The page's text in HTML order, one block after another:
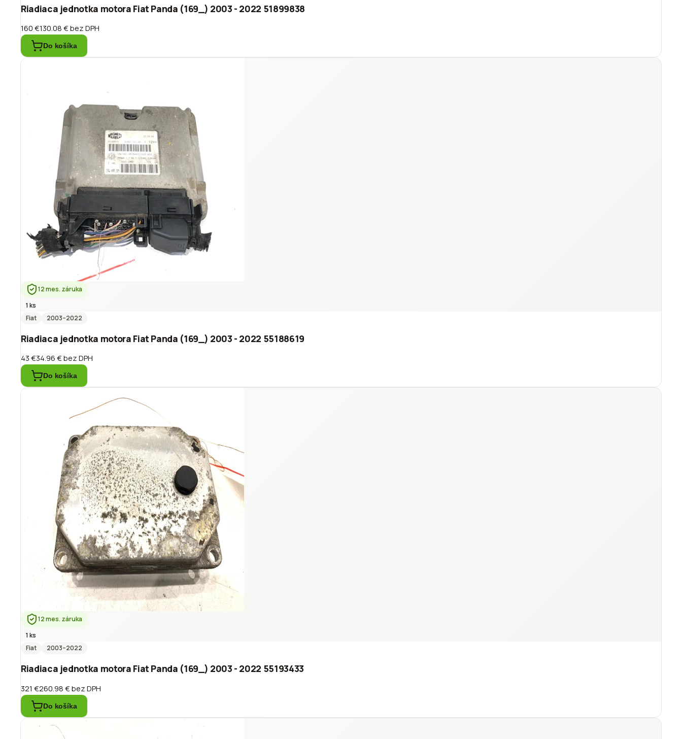
Riadiaca jednotka motora Fiat Panda (169_) 2003 - 2022 51899838
160 €130.08 €bez DPH
Do košíka
12 mes. záruka
1 ks
Fiat
2003–2022
Riadiaca jednotka motora Fiat Panda (169_) 2003 - 2022 55188619
43 €34.96 €bez DPH
Do košíka
12 mes. záruka
1 ks
Fiat
2003–2022
Riadiaca jednotka motora Fiat Panda (169_) 2003 - 2022 55193433
321 €260.98 €bez DPH
Do košíka